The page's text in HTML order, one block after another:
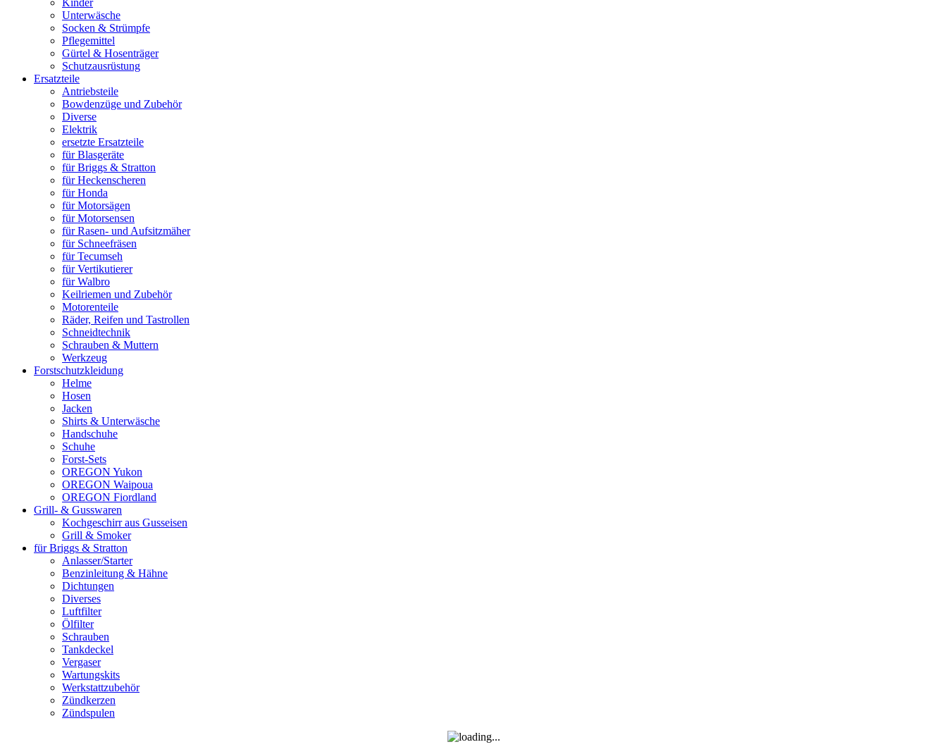
Kinder
Unterwäsche
Socken & Strümpfe
Pflegemittel
Gürtel & Hosenträger
Schutzausrüstung
Ersatzteile
Antriebsteile
Bowdenzüge und Zubehör
Diverse
Elektrik
ersetzte Ersatzteile
für Blasgeräte
für Briggs & Stratton
für Heckenscheren
für Honda
für Motorsägen
für Motorsensen
für Rasen- und Aufsitzmäher
für Schneefräsen
für Tecumseh
für Vertikutierer
für Walbro
Keilriemen und Zubehör
Motorenteile
Räder, Reifen und Tastrollen
Schneidtechnik
Schrauben & Muttern
Werkzeug
Forstschutzkleidung
Helme
Hosen
Jacken
Shirts & Unterwäsche
Handschuhe
Schuhe
Forst-Sets
OREGON Yukon
OREGON Waipoua
OREGON Fiordland
Grill- & Gusswaren
Kochgeschirr aus Gusseisen
Grill & Smoker
für Briggs & Stratton
Anlasser/Starter
Benzinleitung & Hähne
Dichtungen
Diverses
Luftfilter
Ölfilter
Schrauben
Tankdeckel
Vergaser
Wartungskits
Werkstattzubehör
Zündkerzen
Zündspulen